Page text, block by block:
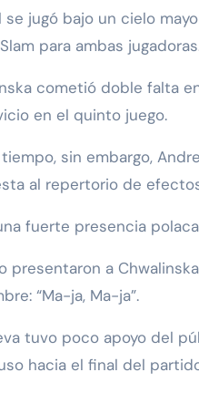
se jugó bajo un cielo
para ambas
cometió doble falta
en el quinto juego.
sin embargo,
al repertorio de
fuerte presencia
presentaron a
“Ma-ja, Ma-ja”.
tuvo poco apoyo del
hacia el final del